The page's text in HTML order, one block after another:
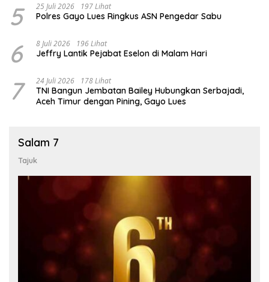
5 25 Juli 2026 197 Lihat
Polres Gayo Lues Ringkus ASN Pengedar Sabu
6 8 Juli 2026 196 Lihat
Jeffry Lantik Pejabat Eselon di Malam Hari
7 24 Juli 2026 178 Lihat
TNI Bangun Jembatan Bailey Hubungkan Serbajadi,
Aceh Timur dengan Pining, Gayo Lues
Salam 7
Tajuk